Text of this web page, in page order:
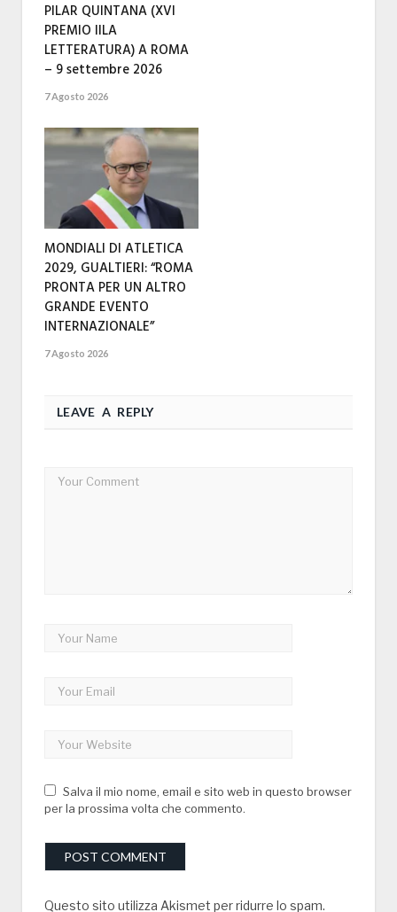
PILAR QUINTANA (XVI
PREMIO IILA
LETTERATURA) A ROMA
– 9 settembre 2026
7 Agosto 2026
MONDIALI DI ATLETICA
2029, GUALTIERI: “ROMA
PRONTA PER UN ALTRO
GRANDE EVENTO
INTERNAZIONALE”
7 Agosto 2026
LEAVE A REPLY
Salva il mio nome, email e sito web in questo browser
per la prossima volta che commento.
Questo sito utilizza Akismet per ridurre lo spam.